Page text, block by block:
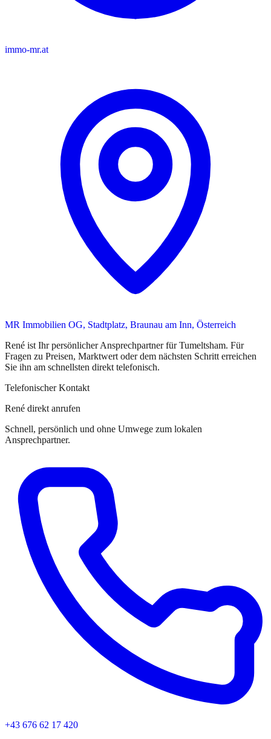
immo-mr.at
MR Immobilien OG, Stadtplatz, Braunau am Inn, Österreich
René ist Ihr persönlicher Ansprechpartnerfür Tumeltsham. Für
Fragen zu Preisen, Marktwert oder dem nächsten Schritt erreichen
Sie ihn am schnellsten direkt telefonisch.
Telefonischer Kontakt
René direkt anrufen
Schnell, persönlich und ohne Umwege zum lokalen
Ansprechpartner.
+43 676 62 17 420